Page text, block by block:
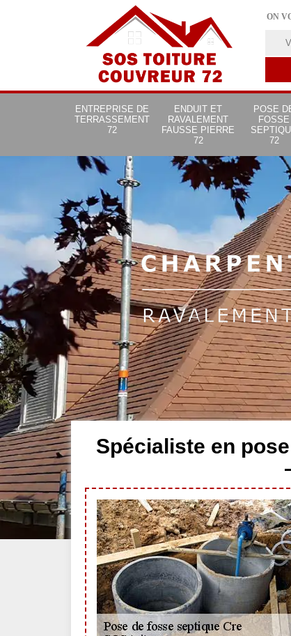
ON
ENTREPRISE DE
TERRASSEMENT
72
ENDUIT ET
RAVALEMENT
FAUSSE PIERRE
72
POSE
FOSSE
72
Spécialiste en